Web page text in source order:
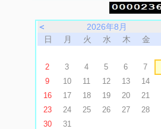
＜ 2026年8月
日
月 火 水 木 金
2
3 4 5 6 7
9
10 11 12 13 14
16
17 18 19 20 21
23
24 25 26 27 28
30
31